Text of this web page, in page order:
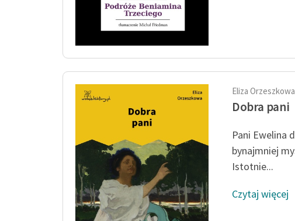
Eliza Orzeszkowa
Dobra pani
Pani Ewelina
bynajmniej
Istotnie...
Czytaj więcej